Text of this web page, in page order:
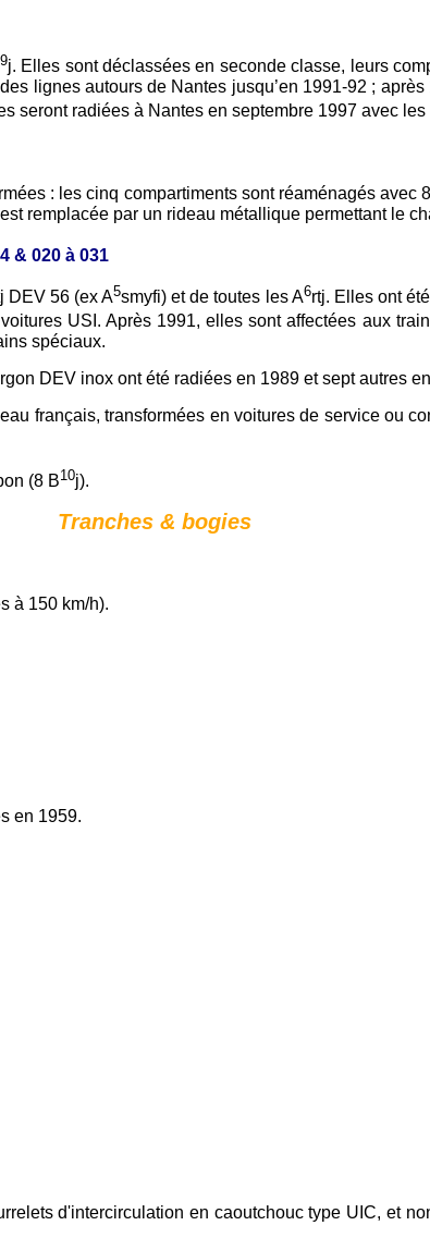
9j. Elles sont déclassées en seconde classe, leurs
lignes autours de Nantes jusqu’en 1991-92 ;
seront radiées à Nantes en septembre 1997 avec les
: les cinq compartiments sont réaménagés
remplacée par un rideau métallique permettant le
& 020 à 031
DEV 56 (ex A5smyfi) et de toutes les A6rtj. Elles ont
USI. Après 1991, elles sont affectées aux
spéciaux.
DEV inox ont été radiées en 1989 et sept autres
français, transformées en voitures de service ou
(8 B10j).
Tranches & bogies
à 150 km/h).
en 1959.
d'intercirculation en caoutchouc type UIC, et